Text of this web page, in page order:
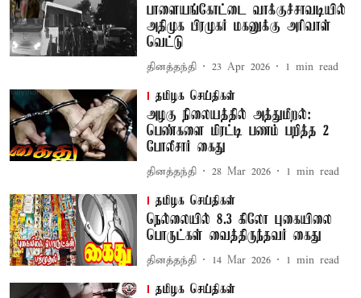
பாளையங்கோட்டை வாக்குச்சாவடியில்
அதிமுக பிரமுகர் மகனுக்கு அரிவாள்
வெட்டு
தினத்தந்தி 23 Apr 2026 1 min read
தமிழக செய்திகள்
அழகு நிலையத்தில் அத்துமீறல்:
பெண்களை மிரட்டி பணம் பறித்த 2
போலீசார் கைது
தினத்தந்தி 28 Mar 2026 1 min read
தமிழக செய்திகள்
நெல்லையில் 8.3 கிலோ புகையிலை
பொருட்கள் வைத்திருந்தவர் கைது
தினத்தந்தி 14 Mar 2026 1 min read
தமிழக செய்திகள்